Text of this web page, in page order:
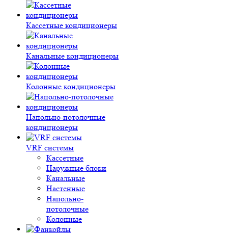
Кассетные кондиционеры
Канальные кондиционеры
Колонные кондиционеры
Напольно-потолочные
кондиционеры
VRF системы
Кассетные
Наружные блоки
Канальные
Настенные
Напольно-
потолочные
Колонные